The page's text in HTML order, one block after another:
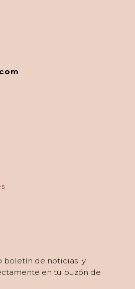
boletín de noticias y
en tu buzón de